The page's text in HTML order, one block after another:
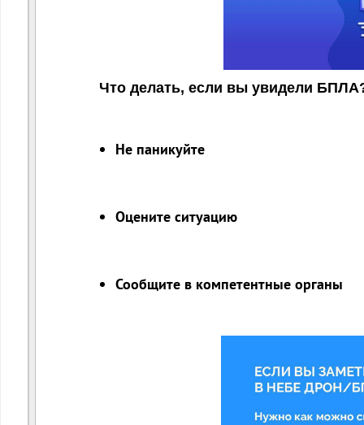
Что делать, если вы увидели
Не паникуйте
Оцените ситуацию
Сообщите в компетентные органы